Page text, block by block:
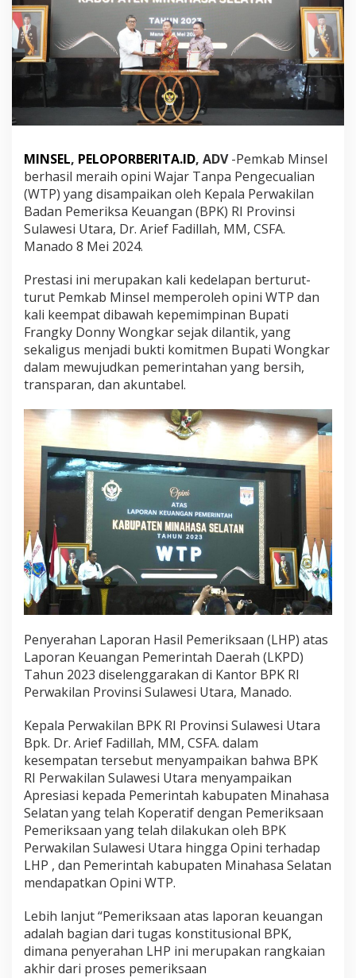
MINSEL, PELOPORBERITA.ID, ADV-Pemkab Minsel
berhasil meraih opini Wajar Tanpa Pengecualian
(WTP) yang disampaikan oleh Kepala Perwakilan
Badan Pemeriksa Keuangan (BPK) RI Provinsi
Sulawesi Utara, Dr. Arief Fadillah, MM, CSFA.
Manado 8 Mei 2024.
Prestasi ini merupakan kali kedelapan berturut-
turut Pemkab Minsel memperoleh opini WTP dan
kali keempat dibawah kepemimpinan Bupati
Frangky Donny Wongkar sejak dilantik, yang
sekaligus menjadi bukti komitmen Bupati Wongkar
dalam mewujudkan pemerintahan yang bersih,
transparan, dan akuntabel.
Penyerahan Laporan Hasil Pemeriksaan (LHP) atas
Laporan Keuangan Pemerintah Daerah (LKPD)
Tahun 2023 diselenggarakan di Kantor BPK RI
Perwakilan Provinsi Sulawesi Utara, Manado.
Kepala Perwakilan BPK RI Provinsi Sulawesi Utara
Bpk. Dr. Arief Fadillah, MM, CSFA. dalam
kesempatan tersebut menyampaikan bahwa BPK
RI Perwakilan Sulawesi Utara menyampaikan
Apresiasi kepada Pemerintah kabupaten Minahasa
Selatan yang telah Koperatif dengan Pemeriksaan
Pemeriksaan yang telah dilakukan oleh BPK
Perwakilan Sulawesi Utara hingga Opini terhadap
LHP , dan Pemerintah kabupaten Minahasa Selatan
mendapatkan Opini WTP.
Lebih lanjut “Pemeriksaan atas laporan keuangan
adalah bagian dari tugas konstitusional BPK,
dimana penyerahan LHP ini merupakan rangkaian
akhir dari proses pemeriksaan